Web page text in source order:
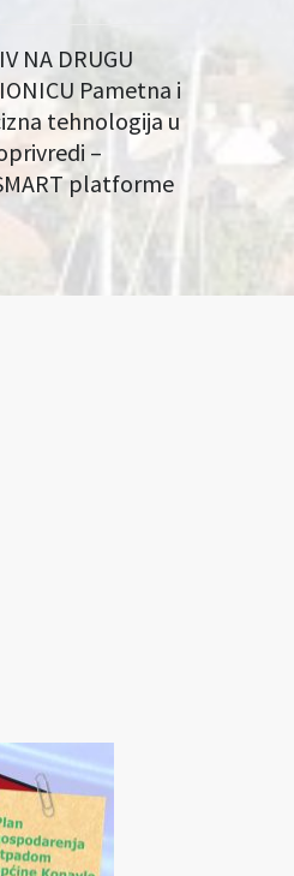
NA DRUGU
Pametna i
tehnologija u
–
platforme